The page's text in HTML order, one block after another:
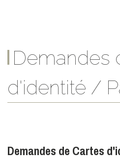
Demandes
d'identité /
Demandes de Cartes